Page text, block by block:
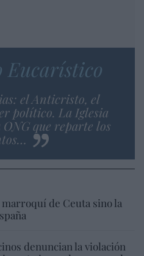
Eucarístico
el Anticristo, el
político. La Iglesia
que reparte los
de Ceuta sino la
denuncian la violación